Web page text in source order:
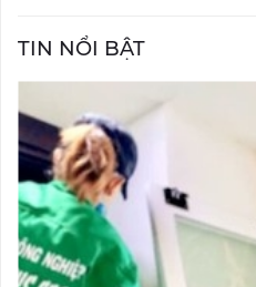
TIN NỔI BẬT